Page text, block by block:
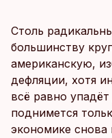
Столь
большинству
американскую,
дефляции, хотя
всё равно
поднимется
экономике снова